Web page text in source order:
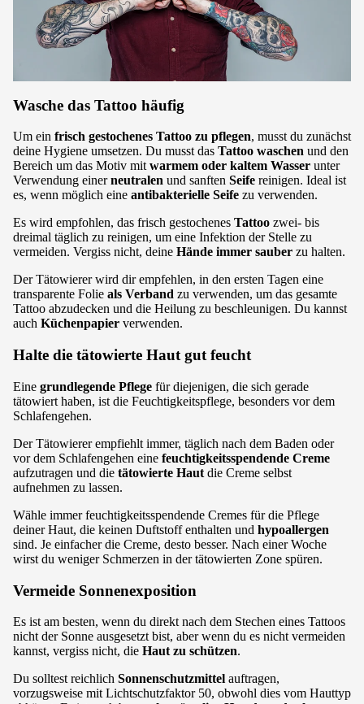
Wasche das Tattoo häufig
Um ein frisch gestochenes Tattoo zu pflegen, musst du zunächst
deine Hygiene umsetzen. Du musst das Tattoo waschen und den
Bereich um das Motiv mitwarmem oder kaltem Wasser unter
Verwendung einerneutralen und sanften Seife reinigen. Ideal ist
es, wenn möglich eine antibakterielle Seife zu verwenden.
Es wird empfohlen, das frisch gestochenes Tattoo zwei- bis
dreimal täglich zu reinigen, um eine Infektion der Stelle zu
vermeiden. Vergiss nicht, deine Hände immer sauber zu halten.
Der Tätowierer wird dir empfehlen, in den ersten Tagen eine
transparente Folie als Verband zu verwenden, um das gesamte
Tattoo abzudecken und die Heilung zu beschleunigen. Du kannst
auch Küchenpapier verwenden.
Halte die tätowierte Haut gut feucht
Eine grundlegende Pflege für diejenigen, die sich gerade
tätowiert haben, ist die Feuchtigkeitspflege, besonders vor dem
Schlafengehen.
Der Tätowierer empfiehlt immer, täglich nach dem Baden oder
vor dem Schlafengehen eine feuchtigkeitsspendende Creme
aufzutragen und die tätowierte Haut die Creme selbst
aufnehmen zu lassen.
Wähle immer feuchtigkeitsspendende Cremes für die Pflege
deiner Haut, die keinen Duftstoff enthalten und hypoallergen
sind. Je einfacher die Creme, desto besser. Nach einer Woche
wirst du weniger Schmerzen in der tätowierten Zone spüren.
Vermeide Sonnenexposition
Es ist am besten, wenn du direkt nach dem Stechen eines Tattoos
nicht der Sonne ausgesetzt bist, aber wenn du es nicht vermeiden
kannst, vergiss nicht, die Haut zu schützen.
Du solltest reichlich Sonnenschutzmittel auftragen,
vorzugsweise mit Lichtschutzfaktor 50, obwohl dies vom Hauttyp